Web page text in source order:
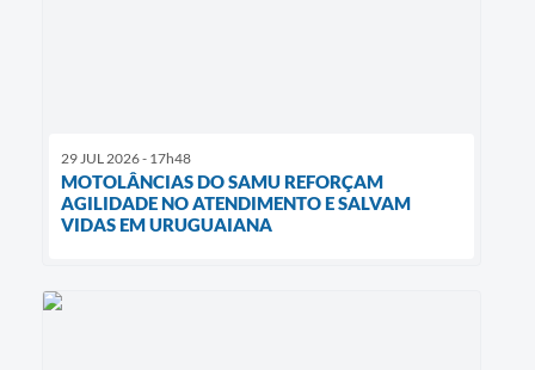
29 JUL 2026 - 17h48
MOTOLÂNCIAS DO SAMU REFORÇAM
AGILIDADE NO ATENDIMENTO E SALVAM
VIDAS EM URUGUAIANA